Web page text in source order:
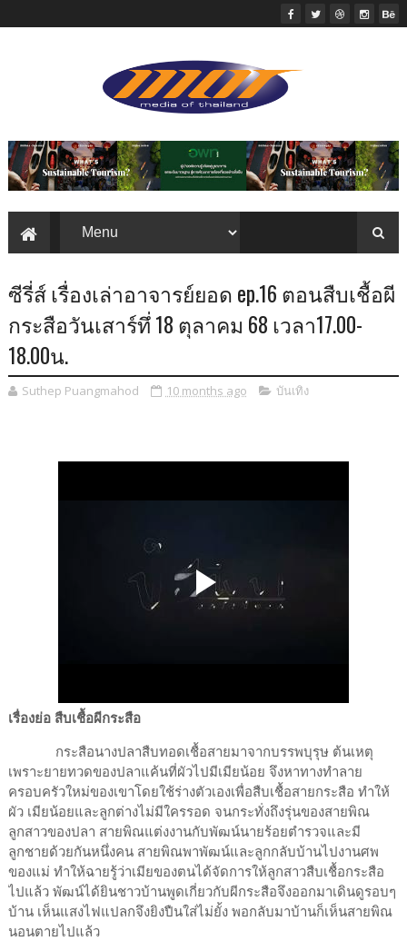
ซีรี่ส์ เรื่องเล่าอาจารย์ยอด ep.16 ตอนสืบเชื้อผี
กระสือวันเสาร์ทึ่ 18 ตุลาคม 68 เวลา17.00-
18.00น.
Suthep Puangmahod 10 months ago บันเทิง
เรื่องย่อ สืบเชื้อผีกระสือ
กระสือนางปลาสืบทอดเชื้อสายมาจากบรรพบุรุษ ต้นเหตุ
เพราะยายทวดของปลาแค้นที่ผัวไปมีเมียน้อย จึงหาทางทำลาย
ครอบครัวใหม่ของเขาโดยใช้ร่างตัวเองเพื่อสืบเชื้อสายกระสือ ทำให้
ผัว เมียน้อยและลูกต่างไม่มีใครรอด จนกระทั่งถึงรุ่นของสายพิณ
ลูกสาวของปลา สายพิณแต่งงานกับพัฒน์นายร้อยตำรวจและมี
ลูกชายด้วยกันหนึ่งคน สายพิณพาพัฒน์และลูกกลับบ้านไปงานศพ
ของแม่ ทำให้ฉายรู้ว่าเมียของตนได้จัดการให้ลูกสาวสืบเชื้อกระสือ
ไปแล้ว พัฒน์ได้ยินชาวบ้านพูดเกี่ยวกับผีกระสือจึงออกมาเดินดูรอบๆ
บ้าน เห็นแสงไฟแปลกจึงยิงปืนใส่ไม่ยั้ง พอกลับมาบ้านก็เห็นสายพิณ
นอนตายไปแล้ว